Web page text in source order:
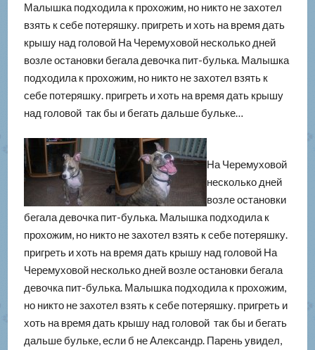
Малышка подходила к прохожим, но никто не захотел
взять к себе потеряшку. пригреть и хоть на время дать
крышу над головой На Черемуховой несколько дней
возле остановки бегала девочка пит-булька. Малышка
подходила к прохожим, но никто не захотел взять к
себе потеряшку. пригреть и хоть на время дать крышу
над головой так бы и бегать дальше бульке…
На Черемуховой
несколько дней
возле остановки
бегала девочка пит-булька. Малышка подходила к
прохожим, но никто не захотел взять к себе потеряшку.
пригреть и хоть на время дать крышу над головой На
Черемуховой несколько дней возле остановки бегала
девочка пит-булька. Малышка подходила к прохожим,
но никто не захотел взять к себе потеряшку. пригреть и
хоть на время дать крышу над головой так бы и бегать
дальше бульке, если б не Александр. Парень увидел,